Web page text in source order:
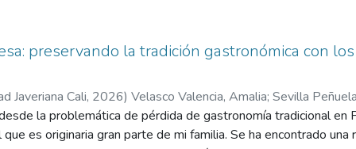
estrategia de comunicación visual capaz de traducir el valor
y comprensible para el público joven. Para ello, se
análisis de referentes, benchmarking, exploración del
de piezas visuales. Como resultado, Galeras se
por identidad de marca, etiquetas, six pack, fanzine
guardianes. Esta narrativa se estructura a partir de tres
sabores de maracuyá, mora y lulo, respectivamente. Cada
preservando la tradición gastronómica con
Javeriana Cali, 2026) Velasco Valencia, Amalia; Sevilla
la problemática de pérdida de gastronomía tradicional en
es originaria gran parte de mi familia. Se ha encontrado